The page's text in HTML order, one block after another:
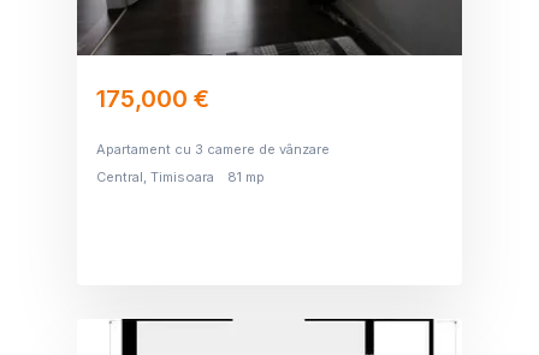
Apartament cu 3 camere de vânzare
175,000 €
Central, Timisoara 81 mp